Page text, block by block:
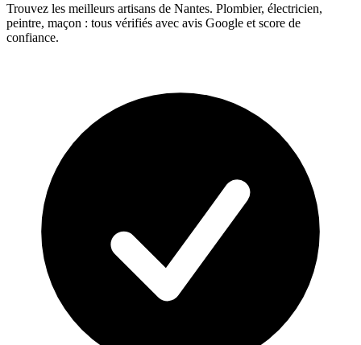
Trouvez les meilleurs artisans de Nantes. Plombier, électricien,
peintre, maçon : tous vérifiés avec avis Google et score de
confiance.